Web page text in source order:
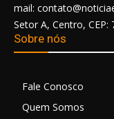
mail:
Setor A, Centro,
Sobre nós
Fale Conosco
Quem Somos